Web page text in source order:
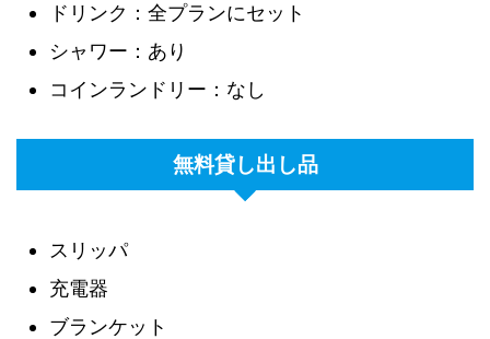
ドリンク：全プランにセット
シャワー：あり
コインランドリー：なし
無料貸し出し品
スリッパ
充電器
ブランケット